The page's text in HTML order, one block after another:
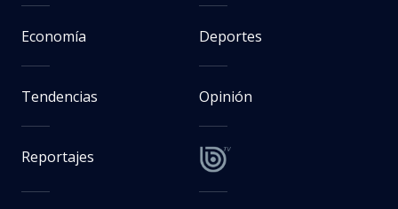
Economía Deportes
Tendencias Opinión
Reportajes